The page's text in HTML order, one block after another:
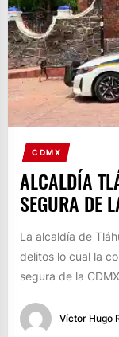
CDMX
ALCALDÍA
SEGURA DE
La alcaldía de
delitos lo cual la
segura de la
Víctor Hugo